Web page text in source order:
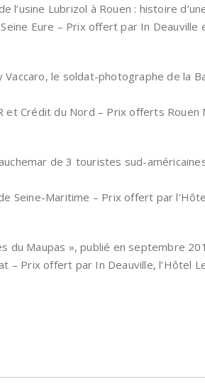
l’usine Lubrizol à Rouen : histoire
Eure – Prix offert par In Deauville
le soldat-photographe de la
et Crédit du Nord – Prix offerts
de 3 touristes sud-
Seine-Maritime – Prix offert par
du Maupas », publié en septembre
– Prix offert par In Deauville, l’Hôtel